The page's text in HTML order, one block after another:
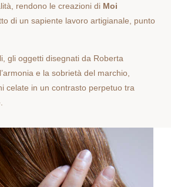
rendono le creazioni di Moi
di un sapiente lavoro artigianale, punto
gli oggetti disegnati da Roberta
e la sobrietà del marchio,
celate in un contrasto perpetuo tra